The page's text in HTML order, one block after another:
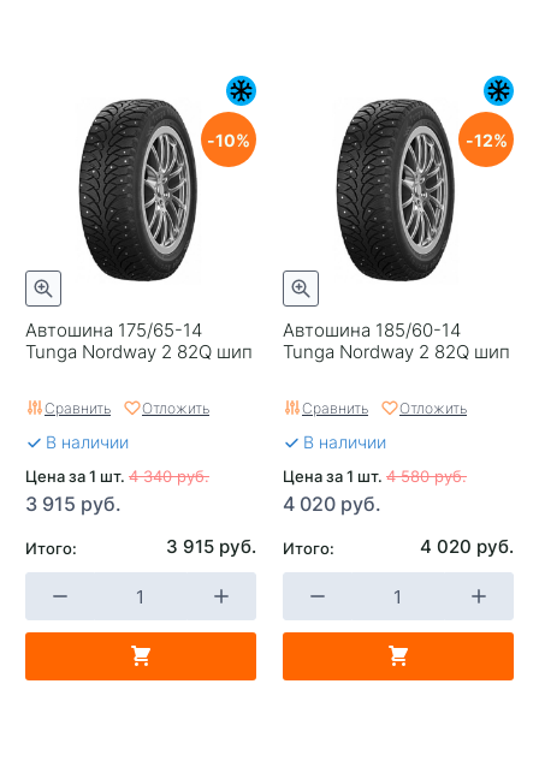
Автошина 175/65-14
Tunga Nordway 2 82Q шип
10
Сравнить Отложить
В наличии
Цена за 1 шт. 4 340 руб.
3 915 руб.
Итого: 3 915 руб.
Автошина 185/60-14
Tunga Nordway 2 82Q шип
12
Сравнить Отложить
В наличии
Цена за 1 шт. 4 580 руб.
4 020 руб.
Итого: 4 020 руб.